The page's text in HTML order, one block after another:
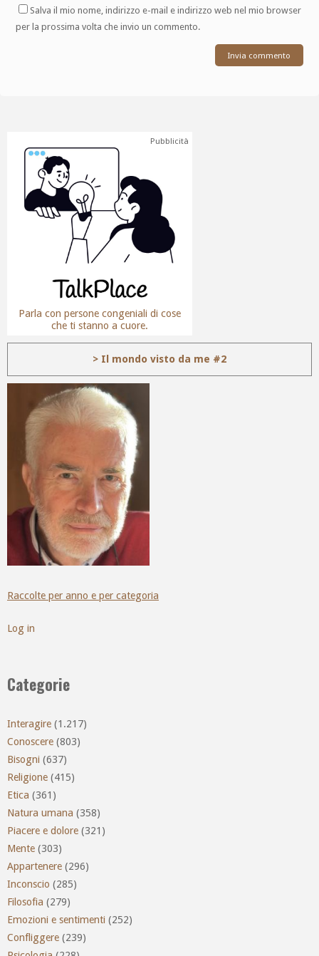
Salva il mio nome, indirizzo e-mail e indirizzo web nel mio browser
per la prossima volta che invio un commento.
Pubblicità
Parla con persone congeniali di cose
che ti stanno a cuore.
> Il mondo visto da me #2
Raccolte per anno e per categoria
Log in
Categorie
Interagire (1.217)
Conoscere (803)
Bisogni (637)
Religione (415)
Etica (361)
Natura umana (358)
Piacere e dolore (321)
Mente (303)
Appartenere (296)
Inconscio (285)
Filosofia (279)
Emozioni e sentimenti (252)
Confliggere (239)